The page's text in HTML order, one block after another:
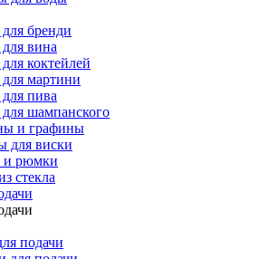
бренди
вина
коктейлей
мартини
пива
шампанского
и графины
для виски
и рюмки
стекла
подачи